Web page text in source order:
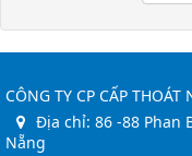
CÔNG TY CP CẤP
Địa chỉ: 86 -88 Phan
Nẵng